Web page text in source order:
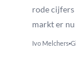
rode cijfers
markt er
Ivo Melchers